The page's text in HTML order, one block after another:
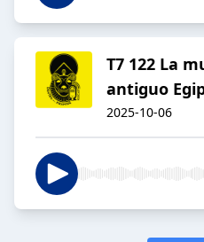
T7 122 La
antiguo
2025-10-06